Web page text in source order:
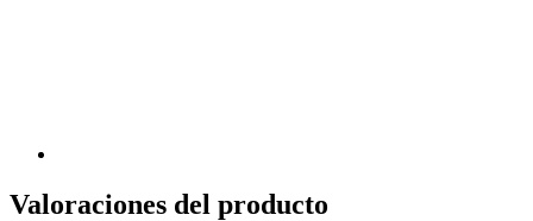
Valoraciones del producto